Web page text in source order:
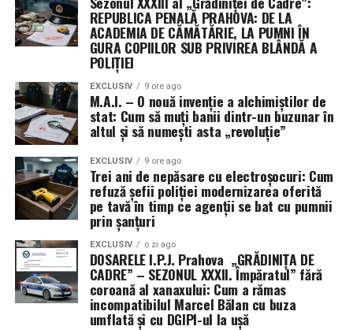
REPUBLICA PENALĂ PRAHOVA: DE LA
ACADEMIA DE CĂMĂTĂRIE, LA PUMNI ÎN
GURA COPIILOR SUB PRIVIREA BLÂNDĂ A
POLIȚIEI
EXCLUSIV 9 ore ago
M.A.I. – O nouă invenție a alchimiștilor de
stat: Cum să muți banii dintr-un buzunar în
altul și să numești asta „revoluție”
EXCLUSIV 9 ore ago
Trei ani de nepăsare cu electroșocuri: Cum
refuză șefii poliției modernizarea oferită
pe tavă în timp ce agenții se bat cu pumnii
prin șanțuri
EXCLUSIV o zi ago
DOSARELE I.P.J. Prahova „GRĂDINIȚA DE
CADRE” – SEZONUL XXXII. Împăratul” fără
coroană al xanaxului: Cum a rămas
incompatibilul Marcel Bălan cu buza
umflată și cu DGIPI-ul la ușă